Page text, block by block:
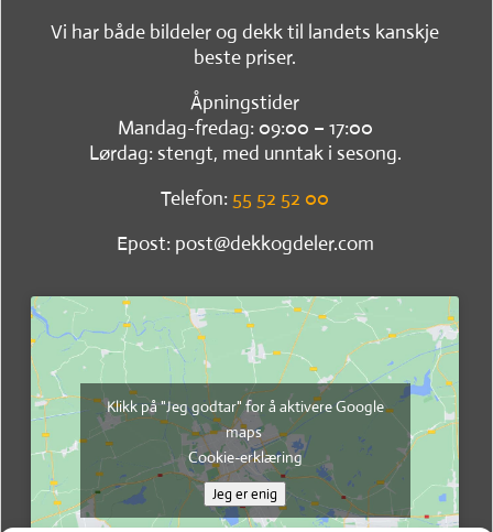
Vi har både bildeler og dekk til landets kanskje
beste priser.
Åpningstider
Mandag-fredag: 09:00 – 17:00
Lørdag: stengt, med unntak i sesong.
Telefon: 55 52 52 00
Epost: post@dekkogdeler.com
Klikk på "Jeg godtar" for å aktivere Google
maps
Cookie-erklæring
Jeg er enig